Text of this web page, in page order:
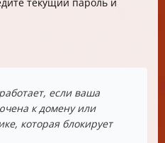
если ваша
к домену или
которая блокирует